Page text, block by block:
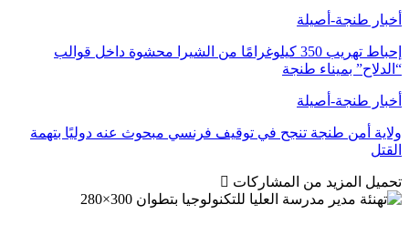
أخبار طنجة-أصيلة
إحباط تهريب 350 كيلوغرامًا من الشيرا محشوة داخل قوالب
“الدلاح” بميناء طنجة
أخبار طنجة-أصيلة
ولاية أمن طنجة تنجح في توقيف فرنسي مبحوث عنه دوليًا بتهمة
القتل
تحميل المزيد من المشاركات